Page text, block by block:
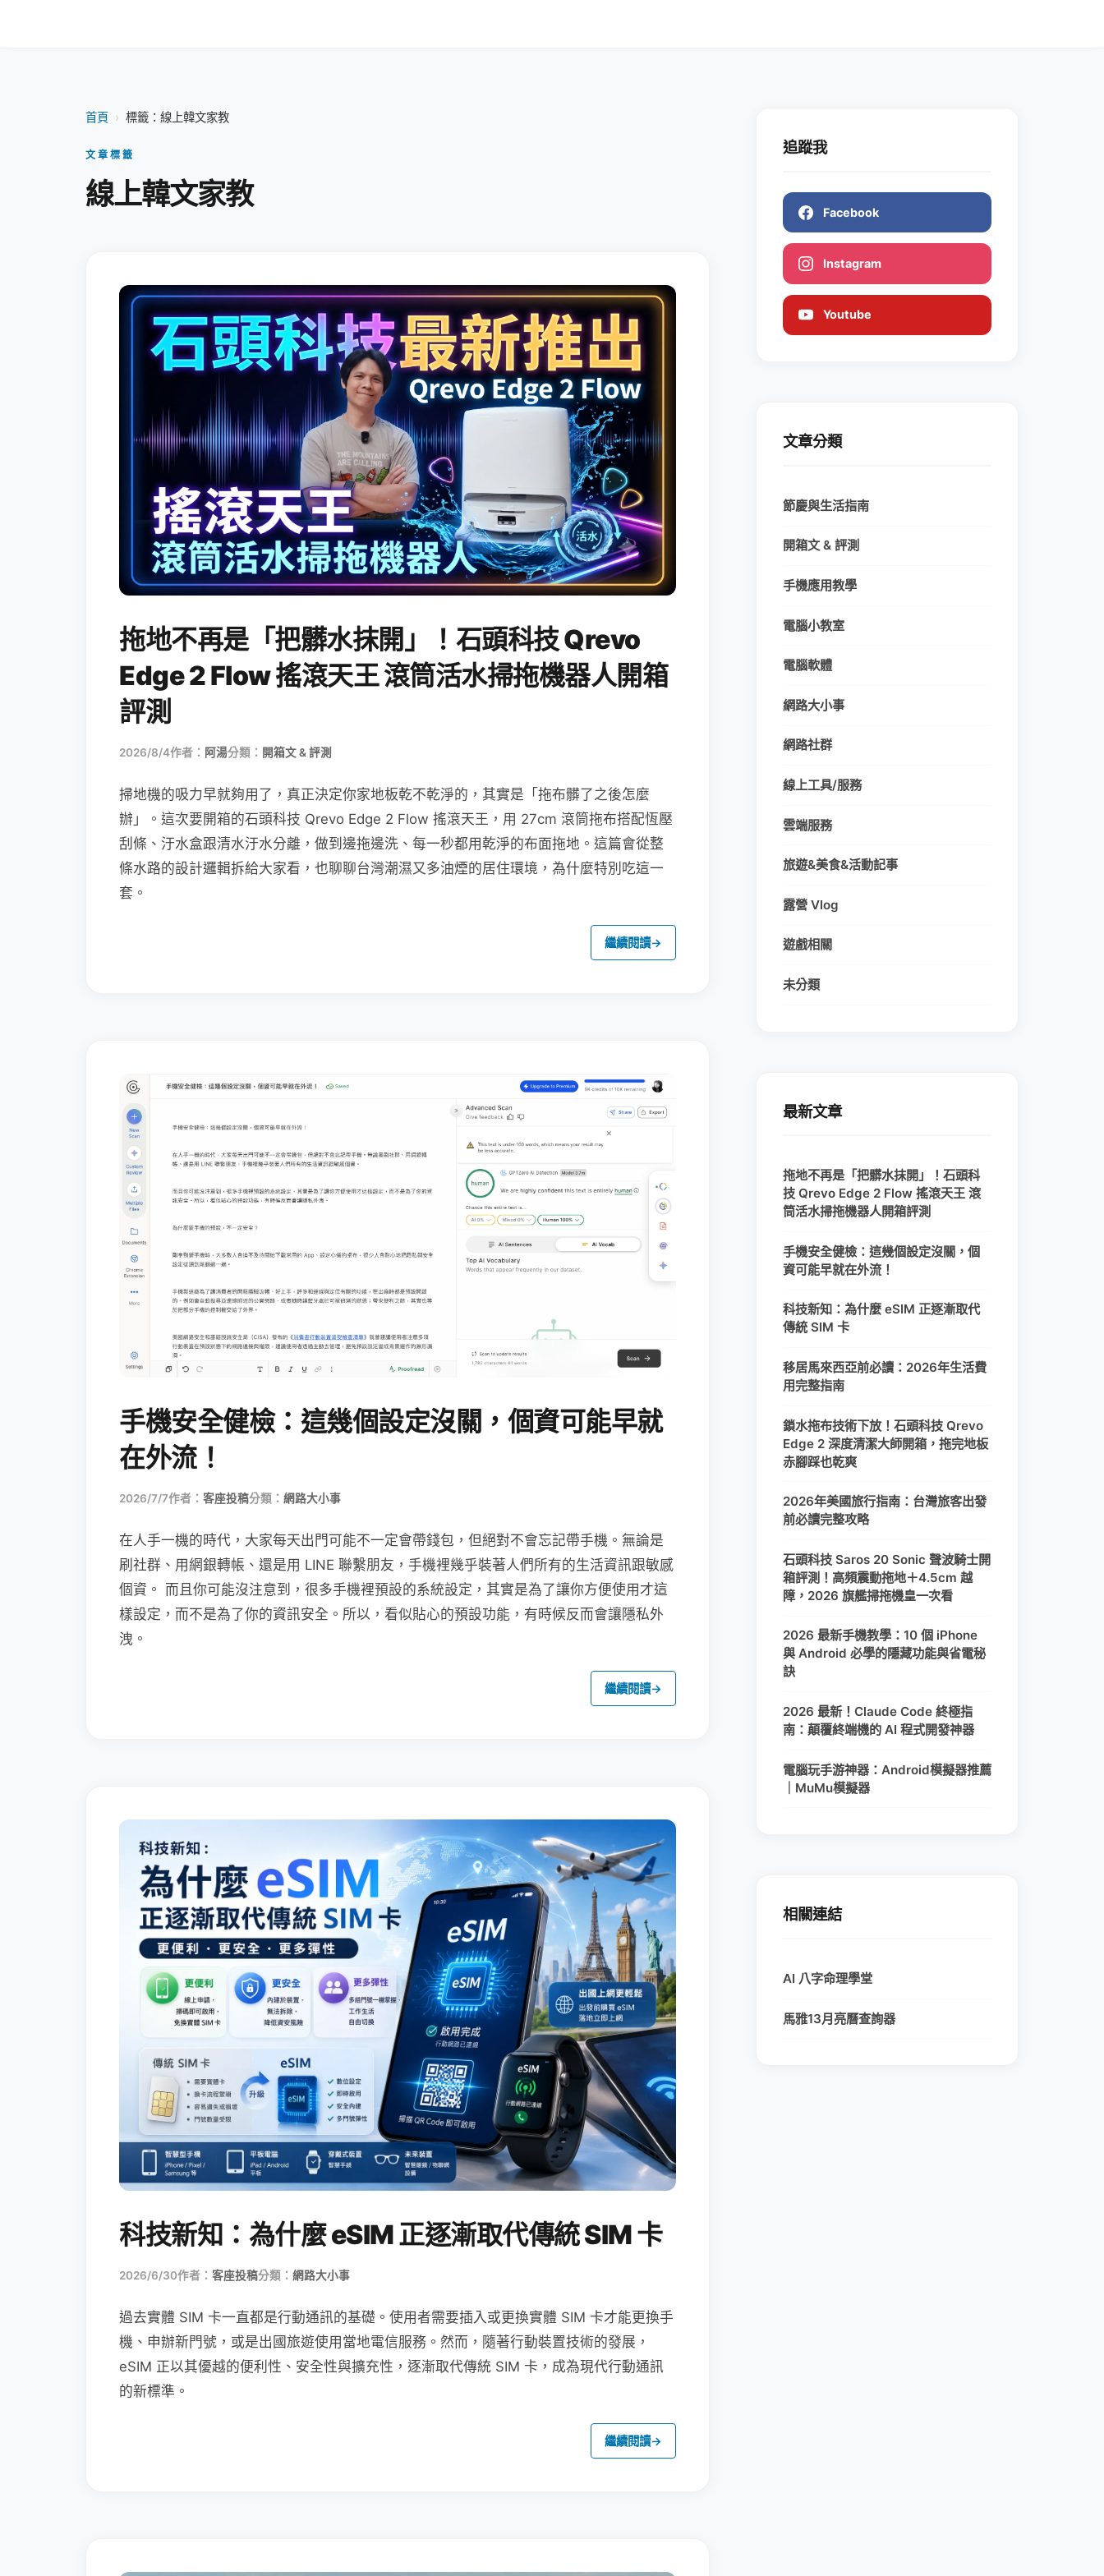
首頁 › 標籤：線上韓文家教
文章標籤
線上韓文家教
拖地不再是「把髒水抹開」！石頭科技 Qrevo
Edge 2 Flow 搖滾天王 滾筒活水掃拖機器人開箱
評測
2026/8/4作者： 阿湯分類： 開箱文 & 評測
掃地機的吸力早就夠用了，真正決定你家地板乾不乾淨的，其實是「拖布髒了之後怎麼
辦」。這次要開箱的石頭科技 Qrevo Edge 2 Flow 搖滾天王，用 27cm 滾筒拖布搭配恆壓
刮條、汙水盒跟清水汙水分離，做到邊拖邊洗、每一秒都用乾淨的布面拖地。這篇會從整
條水路的設計邏輯拆給大家看，也聊聊台灣潮濕又多油煙的居住環境，為什麼特別吃這一
套。
繼續閱讀→
手機安全健檢：這幾個設定沒關，個資可能早就
在外流！
2026/7/7作者： 客座投稿分類： 網路大小事
在人手一機的時代，大家每天出門可能不一定會帶錢包，但絕對不會忘記帶手機。無論是
刷社群、用網銀轉帳、還是用 LINE 聯繫朋友，手機裡幾乎裝著人們所有的生活資訊跟敏感
個資。 而且你可能沒注意到，很多手機裡預設的系統設定，其實是為了讓你方便使用才這
樣設定，而不是為了你的資訊安全。所以，看似貼心的預設功能，有時候反而會讓隱私外
洩。
繼續閱讀→
科技新知：為什麼 eSIM 正逐漸取代傳統 SIM 卡
2026/6/30作者： 客座投稿分類： 網路大小事
過去實體 SIM 卡一直都是行動通訊的基礎。使用者需要插入或更換實體 SIM 卡才能更換手
機、申辦新門號，或是出國旅遊使用當地電信服務。然而，隨著行動裝置技術的發展，
eSIM 正以其優越的便利性、安全性與擴充性，逐漸取代傳統 SIM 卡，成為現代行動通訊
的新標準。
繼續閱讀→
追蹤我
Facebook
Instagram
Youtube
文章分類
節慶與生活指南
開箱文 & 評測
手機應用教學
電腦小教室
電腦軟體
網路大小事
網路社群
線上工具/服務
雲端服務
旅遊&美食&活動記事
露營 Vlog
遊戲相關
未分類
最新文章
拖地不再是「把髒水抹開」！石頭科
技 Qrevo Edge 2 Flow 搖滾天王 滾
筒活水掃拖機器人開箱評測
手機安全健檢：這幾個設定沒關，個
資可能早就在外流！
科技新知：為什麼 eSIM 正逐漸取代
傳統 SIM 卡
移居馬來西亞前必讀：2026年生活費
用完整指南
鎖水拖布技術下放！石頭科技 Qrevo
Edge 2 深度清潔大師開箱，拖完地板
赤腳踩也乾爽
2026年美國旅行指南：台灣旅客出發
前必讀完整攻略
石頭科技 Saros 20 Sonic 聲波騎士開
箱評測！高頻震動拖地＋4.5cm 越
障，2026 旗艦掃拖機皇一次看
2026 最新手機教學：10 個 iPhone
與 Android 必學的隱藏功能與省電秘
訣
2026 最新！Claude Code 終極指
南：顛覆終端機的 AI 程式開發神器
電腦玩手游神器：Android模擬器推薦
｜MuMu模擬器
相關連結
AI 八字命理學堂
馬雅13月亮曆查詢器